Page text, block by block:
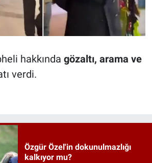
hakkında gözaltı, arama ve
verdi.
Özgür Özel'in dokunulmazlığı
kalkıyor mu?